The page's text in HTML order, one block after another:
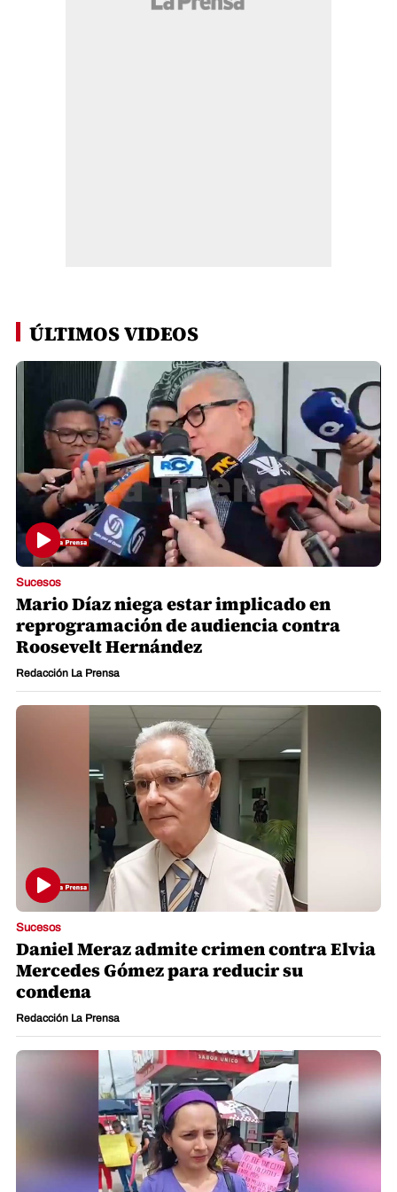
ÚLTIMOS VIDEOS
Sucesos
Mario Díaz niega estar implicado en
reprogramación de audiencia contra
Roosevelt Hernández
Redacción La Prensa
Sucesos
Daniel Meraz admite crimen contra Elvia
Mercedes Gómez para reducir su
condena
Redacción La Prensa